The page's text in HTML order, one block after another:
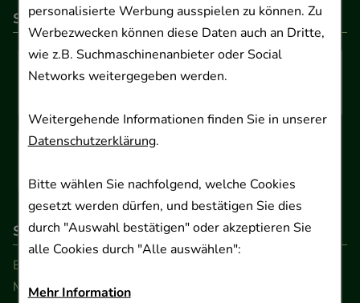
personalisierte Werbung ausspielen zu können. Zu
Werbezwecken können diese Daten auch an Dritte,
wie z.B. Suchmaschinenanbieter oder Social
Networks weitergegeben werden.
Weitergehende Informationen finden Sie in unserer
Datenschutzerklärung.
Bitte wählen Sie nachfolgend, welche Cookies
gesetzt werden dürfen, und bestätigen Sie dies
durch "Auswahl bestätigen" oder akzeptieren Sie
alle Cookies durch "Alle auswählen":
Mehr Information
So können Sie bezahlen
So erreichen Sie uns
Beratung und Kundenservice:
Montag - Freitag von 9.00 bis 17.00 Uhr